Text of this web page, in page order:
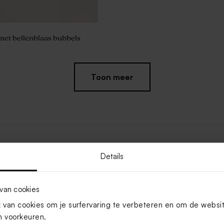
Details
cookies
cookies om je surfervaring te verbeteren en om de
voorkeuren.
bellenblaas bubbels
Toon meer